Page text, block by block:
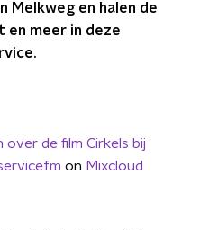
Melkweg en halen de
en meer in deze
de film Cirkels bij
on Mixcloud